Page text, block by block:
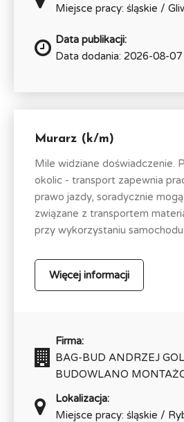
Miejsce pracy: śląskie /
Data publikacji:
Data dodania: 2026-08-07
Murarz (k/m)
Mile widziane doświadczenie.
okolic - transport zapewnia
prawo jazdy, soradycznie
związane z transportem
przy wykorzystaniu samochodu
Więcej informacji
Firma:
BAG-BUD ANDRZEJ
BUDOWLANO
Lokalizacja:
Miejsce pracy: śląskie /